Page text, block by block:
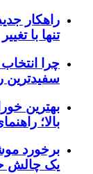
راهکار
تنها با
چرا
بهترین
بالا؛
برخورد
یک چالش